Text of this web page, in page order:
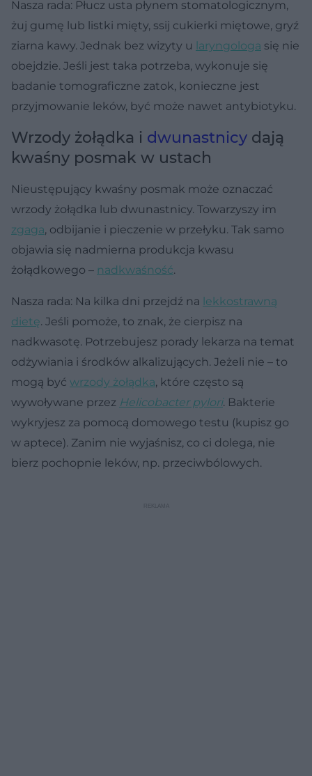
Nasza rada: Płucz usta płynem stomatologicznym,
żuj gumę lub listki mięty, ssij cukierki miętowe, gryź
ziarna kawy. Jednak bez wizyty u laryngologa się nie
obejdzie. Jeśli jest taka potrzeba, wykonuje się
badanie tomograficzne zatok, konieczne jest
przyjmowanie leków, być może nawet antybiotyku.
Wrzody żołądka i dwunastnicy dają
kwaśny posmak w ustach
Nieustępujący kwaśny posmak może oznaczać
wrzody żołądka lub dwunastnicy. Towarzyszy im
zgaga, odbijanie i pieczenie w przełyku. Tak samo
objawia się nadmierna produkcja kwasu
żołądkowego – nadkwaśność.
Nasza rada: Na kilka dni przejdź na lekkostrawną
dietę. Jeśli pomoże, to znak, że cierpisz na
nadkwasotę. Potrzebujesz porady lekarza na temat
odżywiania i środków alkalizujących. Jeżeli nie – to
mogą być wrzody żołądka, które często są
wywoływane przez Helicobacter pylori. Bakterie
wykryjesz za pomocą domowego testu (kupisz go
w aptece). Zanim nie wyjaśnisz, co ci dolega, nie
bierz pochopnie leków, np. przeciwbólowych.